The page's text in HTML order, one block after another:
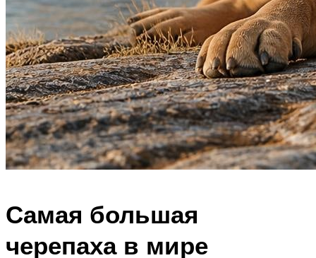
Самая большая
черепаха в мире